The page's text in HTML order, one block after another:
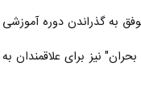
کرد: یک دوره آموزش ۴۰ ساعته با عنوان